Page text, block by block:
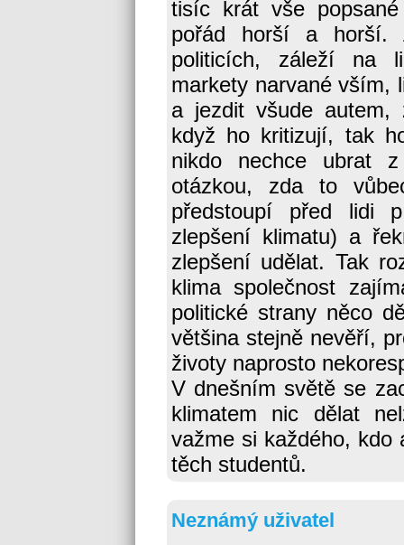
tisíc krát vše
pořád horší a horší.
politicích, záleží na
markety narvané vším,
a jezdit všude
když ho kritizují, tak
nikdo nechce ubrat
otázkou, zda to
předstoupí před lidi
zlepšení klimatu) a
zlepšení udělat. Tak
klima společnost
politické strany něco
většina stejně nevěří,
životy naprosto
V dnešním světě se
klimatem nic dělat
važme si každého, kdo
těch studentů.
Neznámý uživatel